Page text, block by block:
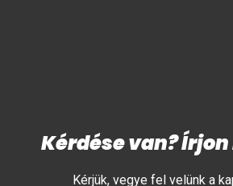
Kérdése van?
Kérjük, vegye fel velünk a